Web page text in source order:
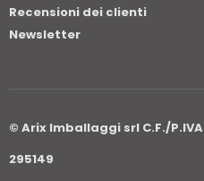
Recensioni dei clienti
Newsletter
© Arix Imballaggi srl C.F./
295149